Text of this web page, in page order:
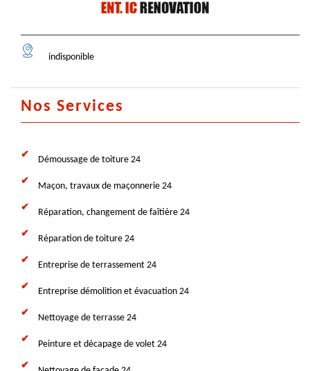
indisponible
Nos Services
Démoussage de toiture 24
Maçon, travaux de maçonnerie 24
Réparation, changement de faîtière 24
Réparation de toiture 24
Entreprise de terrassement 24
Entreprise démolition et évacuation 24
Nettoyage de terrasse 24
Peinture et décapage de volet 24